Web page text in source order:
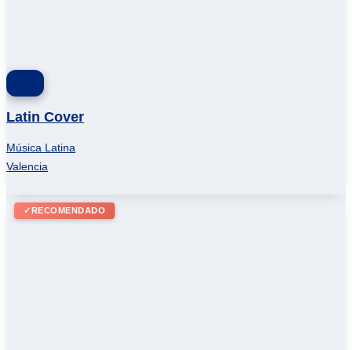
Latin Cover
Música Latina
Valencia
✓ RECOMENDADO